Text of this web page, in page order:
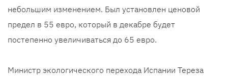
небольшим изменением. Был установлен ценовой
предел в 55 евро, который в декабре будет
постепенно увеличиваться до 65 евро.
Министр экологического перехода Испании Тереза ​​